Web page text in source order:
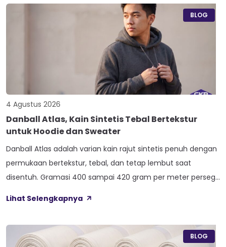
BLOG
4 Agustus 2026
Danball Atlas, Kain Sintetis Tebal Bertekstur
untuk Hoodie dan Sweater
Danball Atlas adalah varian kain rajut sintetis penuh dengan
permukaan bertekstur, tebal, dan tetap lembut saat
disentuh. Gramasi 400 sampai 420 gram per meter persegi,
Anti Bacterial, dan Anti Kusut, membuat kain ini pas untuk
Nama Atlas boleh jadi belum […]
Lihat Selengkapnya
BLOG